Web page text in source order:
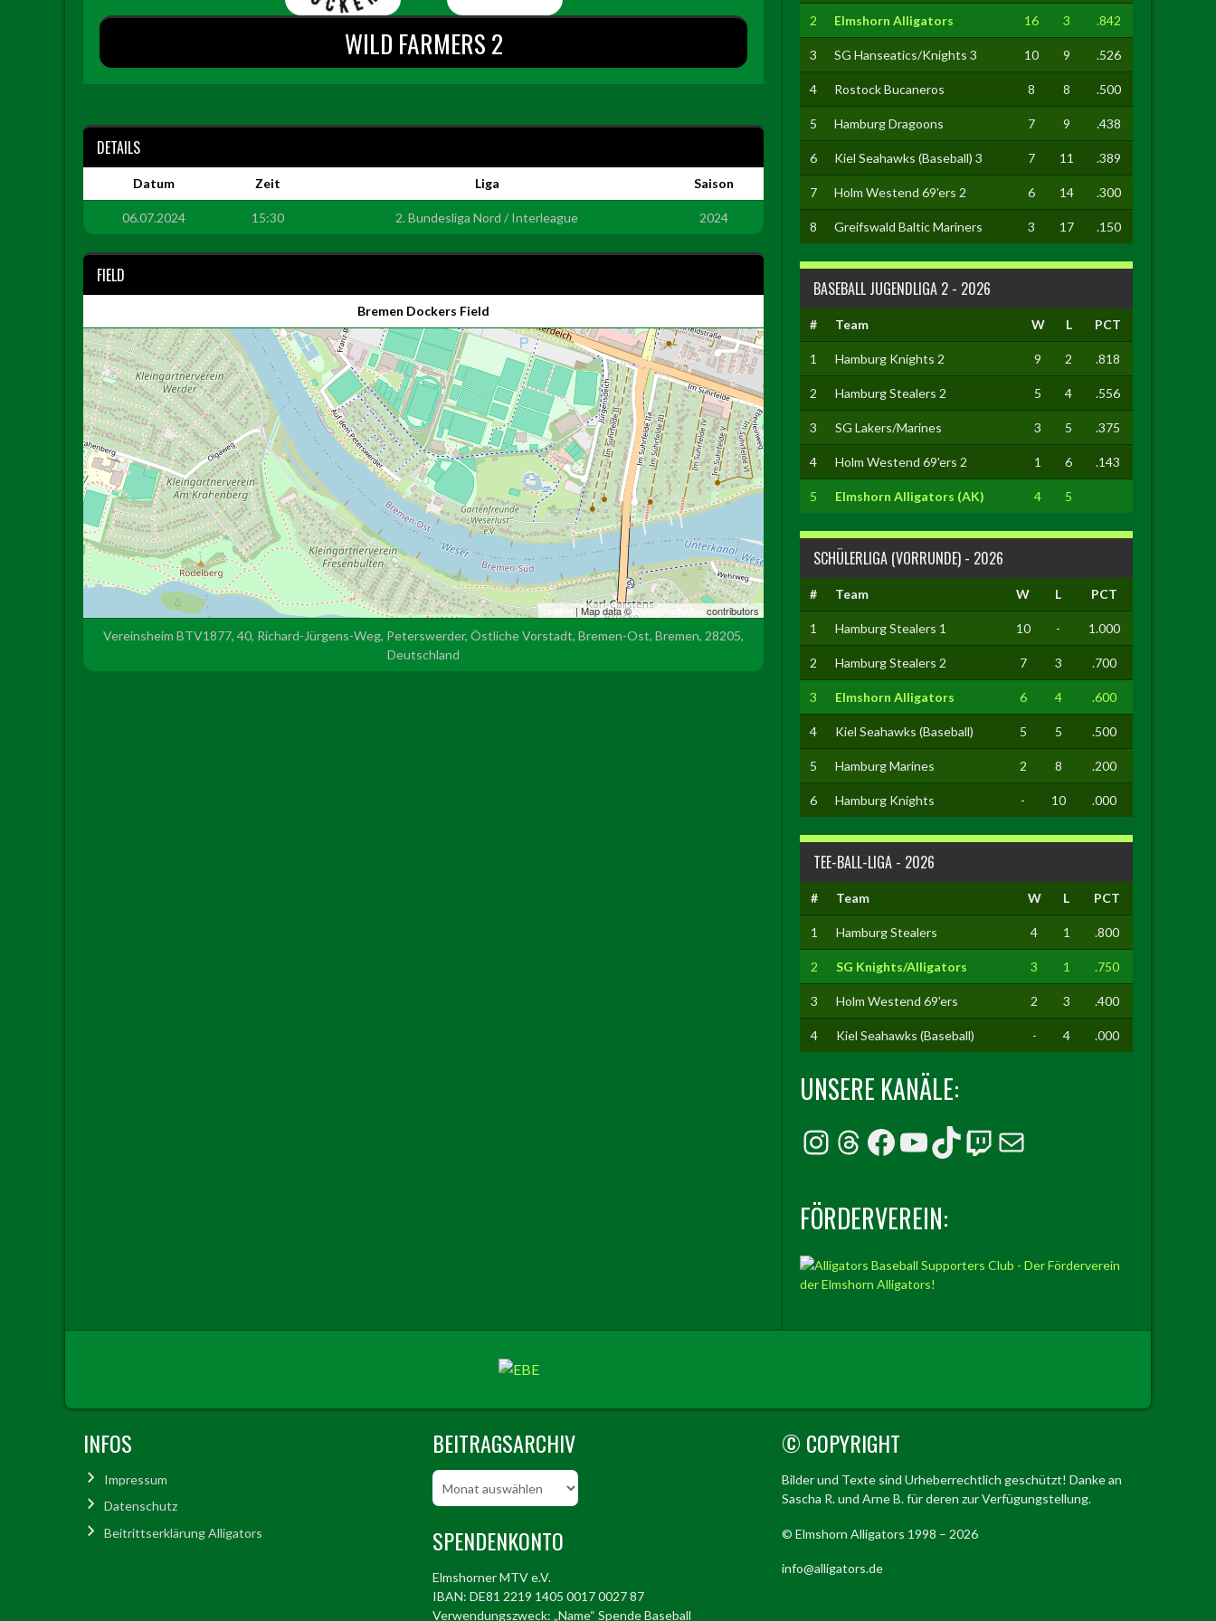
WILD FARMERS 2
DETAILS
Datum Zeit Liga Saison
06.07.2024 15:30 2. Bundesliga Nord / Interleague 2024
FIELD
Bremen Dockers Field
Leaflet | Map data ©OpenStreetMap contributors
Vereinsheim BTV1877, 40, Richard-Jürgens-Weg, Peterswerder, Östliche Vorstadt, Bremen-Ost, Bremen, 28205,
Deutschland
2 Elmshorn Alligators 16 3 .842
3 SG Hanseatics/Knights 3 10 9 .526
4 Rostock Bucaneros 8 8 .500
5 Hamburg Dragoons 7 9 .438
6 Kiel Seahawks (Baseball) 3 7 11 .389
7 Holm Westend 69'ers 2 6 14 .300
8 Greifswald Baltic Mariners 3 17 .150
BASEBALL JUGENDLIGA 2 - 2026
# Team W L PCT
1 Hamburg Knights 2 9 2 .818
2 Hamburg Stealers 2 5 4 .556
3 SG Lakers/Marines 3 5 .375
4 Holm Westend 69'ers 2 1 6 .143
5 Elmshorn Alligators (AK) 4 5
SCHÜLERLIGA (VORRUNDE) - 2026
# Team W L PCT
1 Hamburg Stealers 1 10 - 1.000
2 Hamburg Stealers 2 7 3 .700
3 Elmshorn Alligators 6 4 .600
4 Kiel Seahawks (Baseball) 5 5 .500
5 Hamburg Marines 2 8 .200
6 Hamburg Knights - 10 .000
TEE-BALL-LIGA - 2026
# Team W L PCT
1 Hamburg Stealers 4 1 .800
2 SG Knights/Alligators 3 1 .750
3 Holm Westend 69'ers 2 3 .400
4 Kiel Seahawks (Baseball) - 4 .000
UNSERE KANÄLE:
Instagram
Threads
Facebook
YouTube
TikTok
Twitch
E-Mail
FÖRDERVEREIN:
INFOS
Impressum
Datenschutz
Beitrittserklärung Alligators
BEITRAGSARCHIV
Beitragsarchiv
SPENDENKONTO
Elmshorner MTV e.V.
IBAN: DE81 2219 1405 0017 0027 87
Verwendungszweck: „Name“ Spende Baseball
© COPYRIGHT
Bilder und Texte sind Urheberrechtlich geschützt! Danke an
Sascha R. und Arne B. für deren zur Verfügungstellung.
© Elmshorn Alligators 1998 – 2026
info@alligators.de